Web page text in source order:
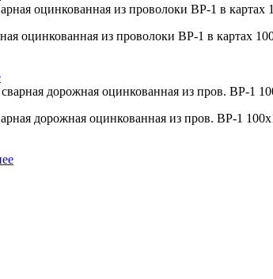
оцинкованная из проволоки ВР-1 в картах
дорожная оцинкованная из пров. ВР-1